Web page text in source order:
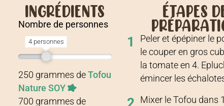
INGRÉDIENTS
Nombre de personnes
4 personnes
Recette pour 4 personnes
250 grammes de Tofou
Nature SOY
700 grammes de
ÉTAPES
1
Peler et épépiner le
le couper en gros
la tomate en 4.
émincer les
2
Mixer le Tofou dans